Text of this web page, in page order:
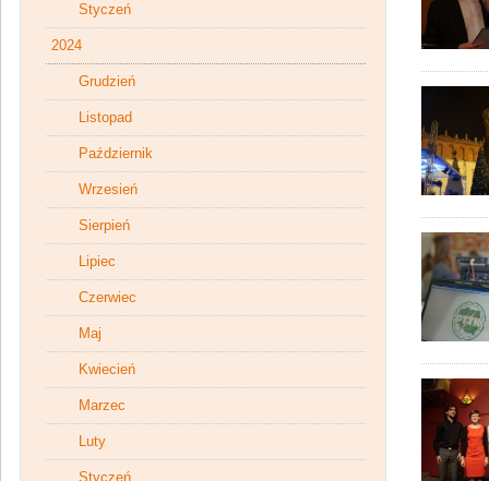
Styczeń
2024
Grudzień
Listopad
Październik
Wrzesień
Sierpień
Lipiec
Czerwiec
Maj
Kwiecień
Marzec
Luty
Styczeń